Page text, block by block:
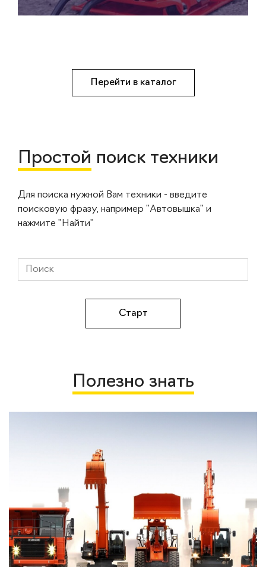
Перейти в каталог
Простой поиск техники
Для поиска нужной Вам техники - введите
поисковую фразу, например "Автовышка" и
нажмите "Найти"
Полезно знать